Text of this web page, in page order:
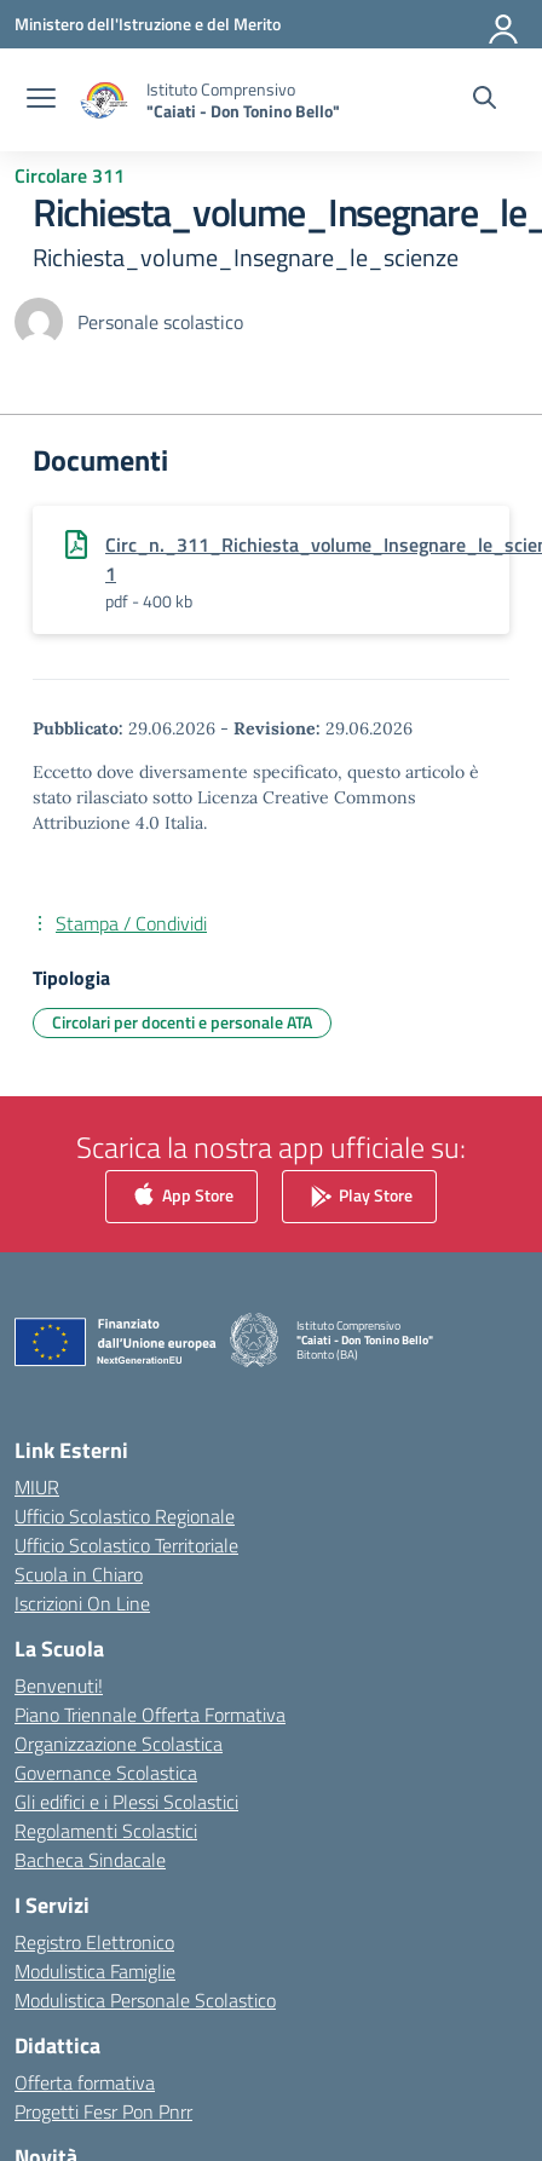
Vai ai contenuti
Vai al menu di navigazione
Vai al footer
Ministero dell'Istruzione e del Merito
Istituto Comprensivo
"Caiati - Don Tonino Bello"
Circolare 311
Richiesta_volume_Insegnare_le_scienze
Personale scolastico
Documenti
1
pdf - 400 kb
Pubblicato: 29.06.2026 - Revisione: 29.06.2026
Eccetto dove diversamente specificato, questo articolo è
stato rilasciato sotto Licenza Creative Commons
Attribuzione 4.0 Italia.
Stampa / Condividi
Tipologia
Circolari per docenti e personale ATA
Scarica la nostra app ufficiale su:
App Store Play Store
Istituto Comprensivo
"Caiati - Don Tonino Bello"
Bitonto (BA)
Link Esterni
MIUR
Ufficio Scolastico Regionale
Ufficio Scolastico Territoriale
Scuola in Chiaro
Iscrizioni On Line
La Scuola
Benvenuti!
Piano Triennale Offerta Formativa
Organizzazione Scolastica
Governance Scolastica
Gli edifici e i Plessi Scolastici
Regolamenti Scolastici
Bacheca Sindacale
I Servizi
Registro Elettronico
Modulistica Famiglie
Modulistica Personale Scolastico
Didattica
Offerta formativa
Progetti Fesr Pon Pnrr